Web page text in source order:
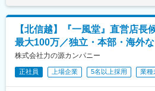
クライアントの自立と自律を促す
導は集中的に実施。そのためクライ
です。担当クライアントは複数社
ます。
■募集背景：
今後の企業経営においては、企業
はあくまでも目安の金額であり、
あります。月給(月額)は固定手当を
【北信越】『一風堂』直営店
最大100万／独立・本部・海外
株式会社力の源カンパニー
正社員 上場企業 5名以上採用 業種